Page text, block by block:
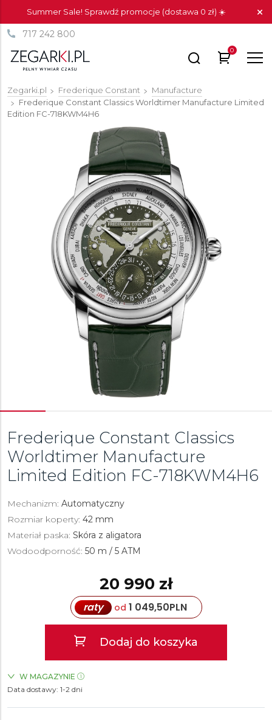
Summer Sale! Sprawdź promocje (dostawa 0 zł) ☀️
717 242 800
0
Zegarki.pl Frederique Constant
Manufacture
Frederique Constant Classics Worldtimer Manufacture Limited
Edition FC-718KWM4H6
Frederique Constant Classics
Worldtimer Manufacture
Limited Edition FC-718KWM4H6
Mechanizm: Automatyczny
Rozmiar koperty: 42 mm
Materiał paska: Skóra z aligatora
Wodoodporność: 50 m / 5 ATM
20 990 zł
raty od 1 049,50PLN
Dodaj do koszyka
W MAGAZYNIE
ZEGARKI.PL Sky Tower Wrocław
Data dostawy: 1-2 dni